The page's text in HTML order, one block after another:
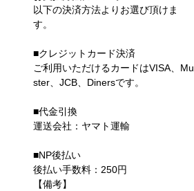
以下の決済方法よりお選び頂けま
す。
■クレジットカード決済
ご利用いただけるカードはVISA、Mu
ster、JCB、Dinersです。
■代金引換
運送会社：ヤマト運輸
■NP後払い
後払い手数料：250円
【備考】